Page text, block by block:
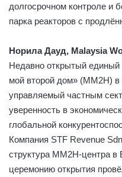
долгосрочном контроле и
парка реакторов с
Норила Дауд, Malaysia
Недавно открытый
мой второй дом» (MM2H)
управляемый частным
уверенность в
глобальной
Компания STF Revenue
структура MM2H-центра
церемонию открытия